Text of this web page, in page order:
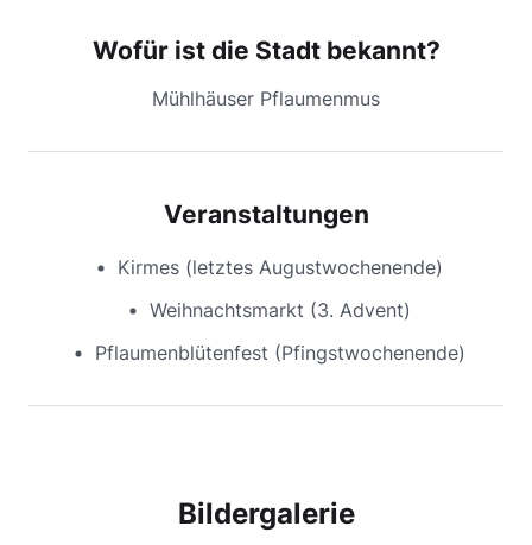
Wofür ist die Stadt bekannt?
Mühlhäuser Pflaumenmus
Veranstaltungen
Kirmes (letztes Augustwochenende)
Weihnachtsmarkt (3. Advent)
Pflaumenblütenfest (Pfingstwochenende)
Bildergalerie